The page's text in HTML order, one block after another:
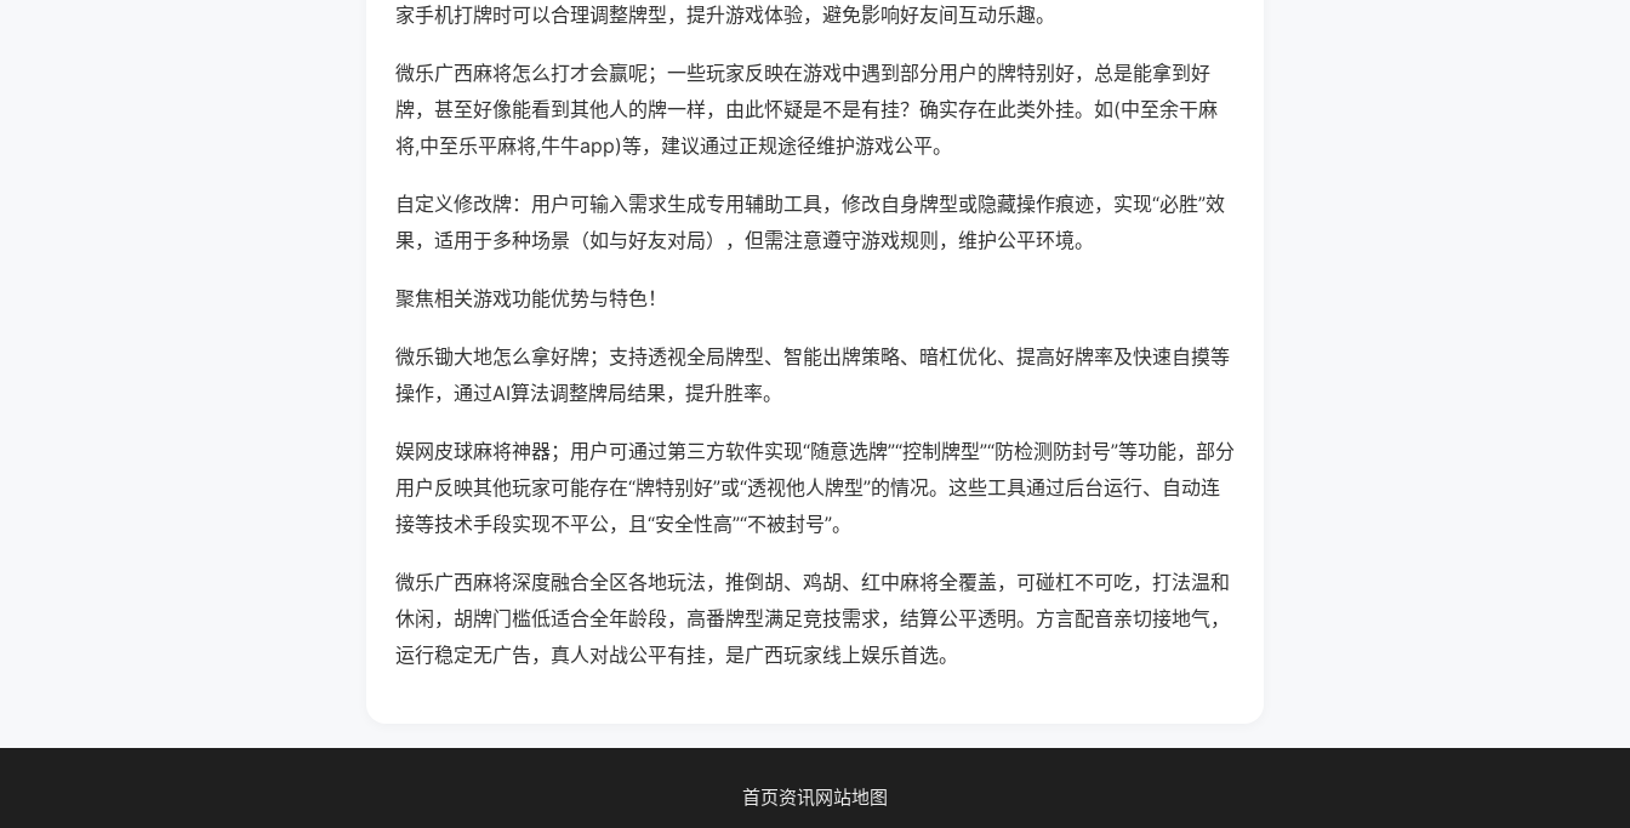
家手机打牌时可以合理调整牌型，提升游戏体验，避免影响好友间互动乐趣。
微乐广西麻将怎么打才会赢呢；一些玩家反映在游戏中遇到部分用户的牌特别好，总是能拿到好
牌，甚至好像能看到其他人的牌一样，由此怀疑是不是有挂？确实存在此类外挂。如(中至余干麻
将,中至乐平麻将,牛牛app)等，建议通过正规途径维护游戏公平。
自定义修改牌：用户可输入需求生成专用辅助工具，修改自身牌型或隐藏操作痕迹，实现“必胜”效
果，适用于多种场景（如与好友对局），但需注意遵守游戏规则，维护公平环境。
聚焦相关游戏功能优势与特色！
微乐锄大地怎么拿好牌；支持透视全局牌型、智能出牌策略、暗杠优化、提高好牌率及快速自摸等
操作，通过AI算法调整牌局结果，提升胜率。
娱网皮球麻将神器；用户可通过第三方软件实现“随意选牌”“控制牌型”“防检测防封号”等功能，部分
用户反映其他玩家可能存在“牌特别好”或“透视他人牌型”的情况。这些工具通过后台运行、自动连
接等技术手段实现不平公，且“安全性高”“不被封号”。
微乐广西麻将深度融合全区各地玩法，推倒胡、鸡胡、红中麻将全覆盖，可碰杠不可吃，打法温和
休闲，胡牌门槛低适合全年龄段，高番牌型满足竞技需求，结算公平透明。方言配音亲切接地气，
运行稳定无广告，真人对战公平有挂，是广西玩家线上娱乐首选。
首页资讯网站地图